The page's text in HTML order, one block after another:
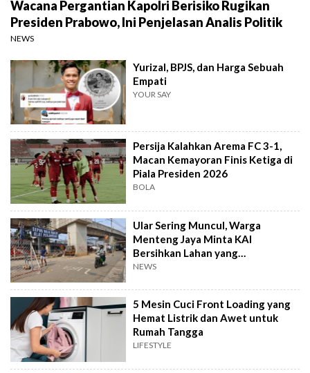
Wacana Pergantian Kapolri Berisiko Rugikan
Presiden Prabowo, Ini Penjelasan Analis Politik
NEWS
Yurizal, BPJS, dan Harga Sebuah
Empati
YOUR SAY
Persija Kalahkan Arema FC 3-1,
Macan Kemayoran Finis Ketiga di
Piala Presiden 2026
BOLA
Ular Sering Muncul, Warga
Menteng Jaya Minta KAI
Bersihkan Lahan yang
Terbengkalai
NEWS
5 Mesin Cuci Front Loading yang
Hemat Listrik dan Awet untuk
Rumah Tangga
LIFESTYLE